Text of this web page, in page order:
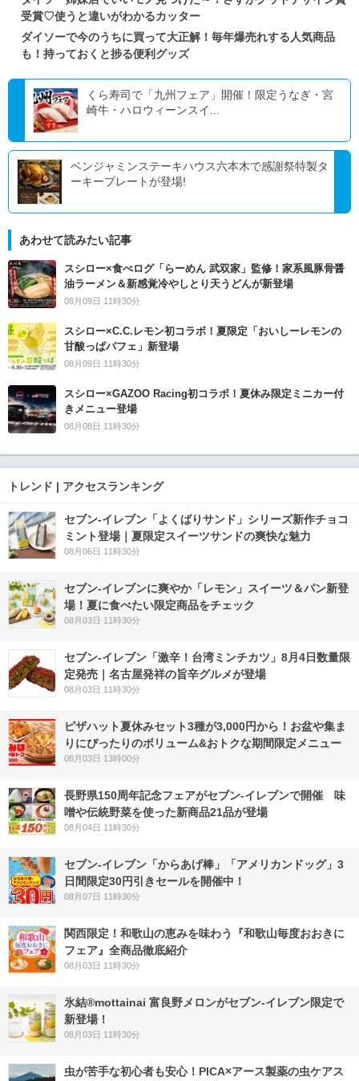
受賞♡使うと違いがわかるカッター
ダイソーで今のうちに買って大正解！毎年爆売れする人気商品
も！持っておくと捗る便利グッズ
くら寿司で「九州フェア」開催！限定うなぎ・宮
崎牛・ハロウィーンスイ...
ベンジャミンステーキハウス六本木で感謝祭特製タ
ーキープレートが登場!
あわせて読みたい記事
スシロー×食べログ「らーめん 武双家」監修！家系風豚骨醤
油ラーメン＆新感覚冷やしとり天うどんが新登場
08月09日 11時30分
スシロー×C.C.レモン初コラボ！夏限定「おいしーレモンの
甘酸っぱパフェ」新登場
08月09日 11時30分
スシロー×GAZOO Racing初コラボ！夏休み限定ミニカー付
きメニュー登場
08月08日 11時30分
トレンド | アクセスランキング
セブン‐イレブン「よくばりサンド」シリーズ新作チョコ
ミント登場｜夏限定スイーツサンドの爽快な魅力
08月06日 11時30分
セブン‐イレブンに爽やか「レモン」スイーツ＆パン新登
場！夏に食べたい限定商品をチェック
08月03日 11時30分
セブン-イレブン「激辛！台湾ミンチカツ」8月4日数量限
定発売｜名古屋発祥の旨辛グルメが登場
08月03日 11時30分
ピザハット夏休みセット3種が3,000円から！お盆や集ま
りにぴったりのボリューム&おトクな期間限定メニュー
08月03日 13時00分
長野県150周年記念フェアがセブン-イレブンで開催 味
噌や伝統野菜を使った新商品21品が登場
08月04日 11時30分
セブン‐イレブン「からあげ棒」「アメリカンドッグ」3
日間限定30円引きセールを開催中！
08月07日 11時30分
関西限定！和歌山の恵みを味わう『和歌山毎度おおきに
フェア』全商品徹底紹介
08月03日 11時30分
氷結®mottainai 富良野メロンがセブン‐イレブン限定で
新登場！
08月03日 11時30分
虫が苦手な初心者も安心！PICA×アース製薬の虫ケアス